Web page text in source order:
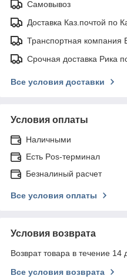
Самовывоз
Доставка Каз.почтой по
Транспортная компания
Срочная доставка Рика
Все условия доставки
Условия оплаты
Наличными
Есть Pos-терминал
Безналиный расчет
Все условия оплаты
Условия возврата
Возврат товара в течение 14
Все условия возврата